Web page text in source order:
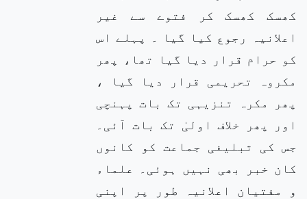
کھسک کھسک کر فتوے سے غیر
اعلانیہ رجوع کیا گیا ۔ پہلے اس
کو حرام قرار دیا گیا تھا، پھر
مکروہ تحریمی قرار دیا گیا ،
پھر مکرہ تنزیہی تک بات پہنچی
اور پھر خلاف اولیٰ تک بات آئی۔
جس کی تبلیغی جماعت کو کانوں
کان خبر بھی نہیں ہوئی۔ علماء
و مفتیان اعلانیہ طور پر اپنی